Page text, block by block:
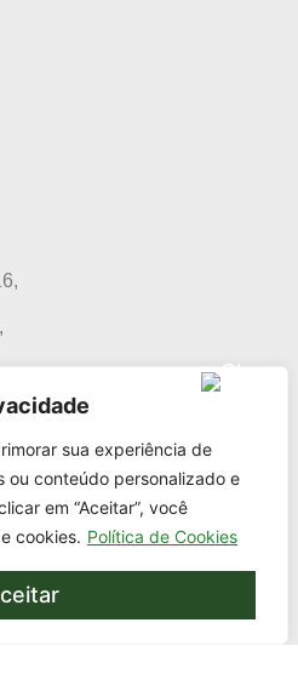
sua experiência de
ou conteúdo personalizado e
em “Aceitar”, você
cookies. Política de Cookies
redes